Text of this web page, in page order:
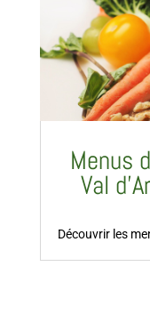
Menus
Val
Découvrir les